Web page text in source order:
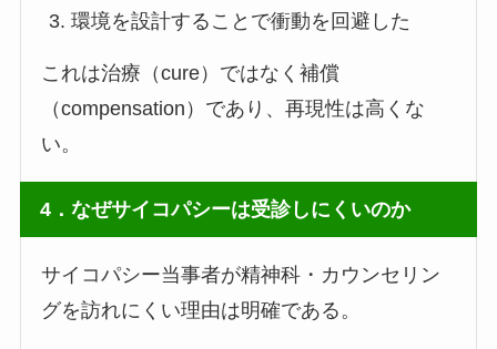
環境を設計することで衝動を回避した
これは治療（cure）ではなく補償
（compensation）であり、再現性は高くな
い。
4．なぜサイコパシーは受診しにくいのか
サイコパシー当事者が精神科・カウンセリン
グを訪れにくい理由は明確である。